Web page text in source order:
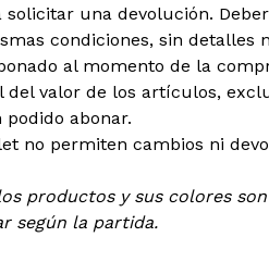
una devolución.
condiciones, sin detalles
al momento de la
valor de los artículos,
podido abonar.
no permiten cambios ni
productos y sus colores
según la partida.